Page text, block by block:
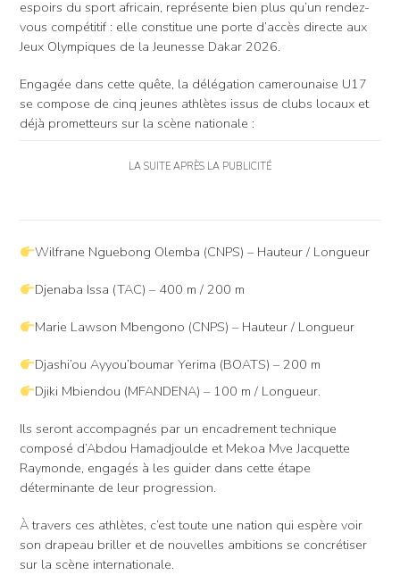
espoirs du sport africain, représente bien plus qu’un rendez-
vous compétitif : elle constitue une porte d’accès directe aux
Jeux Olympiques de la Jeunesse Dakar 2026.
Engagée dans cette quête, la délégation camerounaise U17
se compose de cinq jeunes athlètes issus de clubs locaux et
déjà prometteurs sur la scène nationale :
LA SUITE APRÈS LA PUBLICITÉ
Wilfrane Nguebong Olemba (CNPS) – Hauteur / Longueur
Djenaba Issa (TAC) – 400 m / 200 m
Marie Lawson Mbengono (CNPS) – Hauteur / Longueur
Djashi’ou Ayyou’boumar Yerima (BOATS) – 200 m
Djiki Mbiendou (MFANDENA) – 100 m / Longueur.
Ils seront accompagnés par un encadrement technique
composé d’Abdou Hamadjoulde et Mekoa Mve Jacquette
Raymonde, engagés à les guider dans cette étape
déterminante de leur progression.
À travers ces athlètes, c’est toute une nation qui espère voir
son drapeau briller et de nouvelles ambitions se concrétiser
sur la scène internationale.